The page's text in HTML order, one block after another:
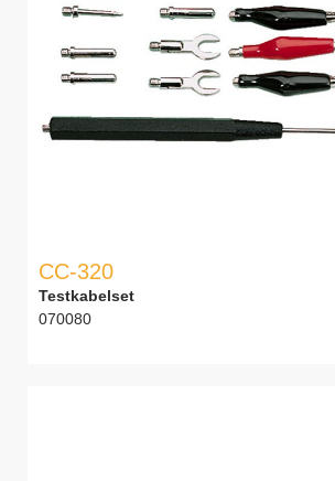
CC-320
Testkabelset
070080